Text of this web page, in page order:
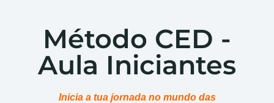
Método CED -
Aula Iniciantes
Inicia a tua jornada no mundo das